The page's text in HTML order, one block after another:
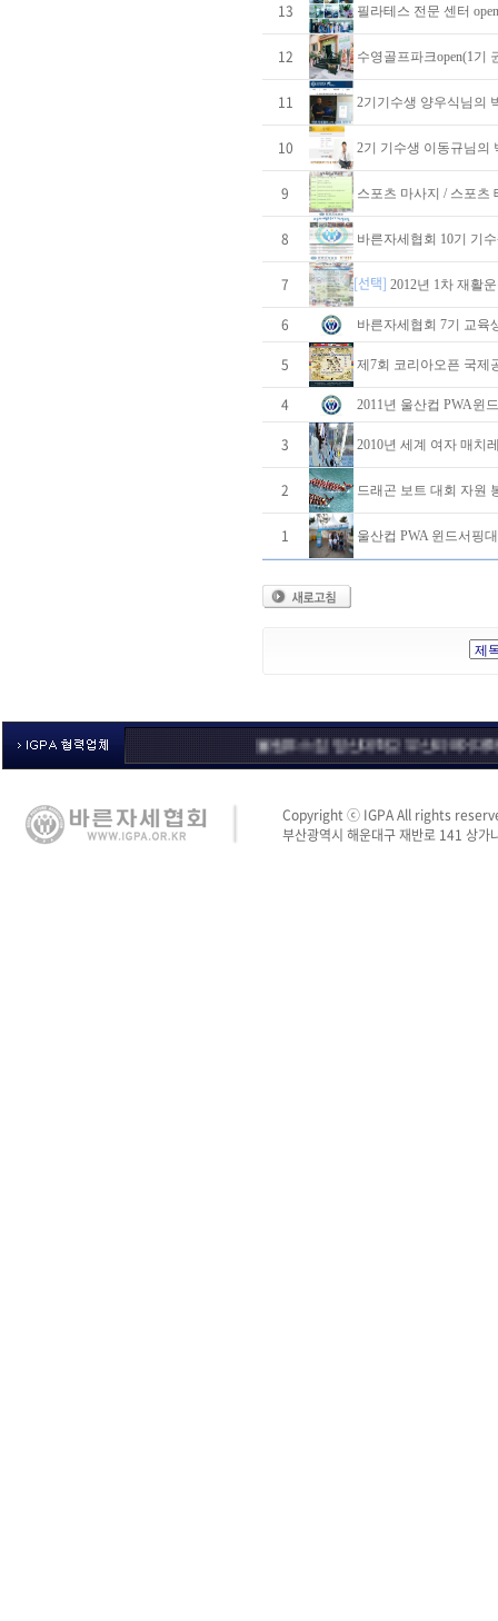
13 필라테스 전문 센터
12 수영골프파크open(1기
11 2기기수생 양우식님의
10 2기 기수생 이동규님의
9 스포츠 마사지 / 스포츠
8 바른자세협회 10기 기
7 [선택] 2012년 1차 재활
6 바른자세협회 7기 교육
5 제7회 코리아오픈 국제
4 2011년 울산컵 PWA윈
3 2010년 세계 여자 매치
2 드래곤 보트 대회 자원
1 울산컵 PWA 윈드서핑
올림푸스 짐 영산대학교 부산외국어대학교 체
Copyright ⓒ IGPA All rights
부산광역시 해운대구 재반로 141 상